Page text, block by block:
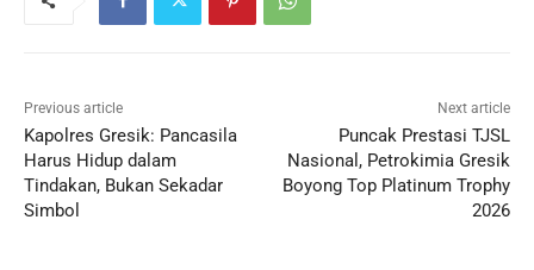
Previous article
Kapolres Gresik: Pancasila
Harus Hidup dalam
Tindakan, Bukan Sekadar
Simbol
Next article
Puncak Prestasi TJSL
Nasional, Petrokimia Gresik
Boyong Top Platinum Trophy
2026